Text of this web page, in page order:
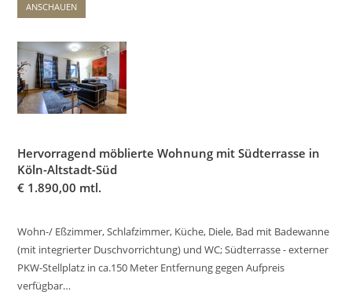
ANSCHAUEN
Hervorragend möblierte Wohnung mit Südterrasse in
Köln-Altstadt-Süd
€ 1.890,00 mtl.
Wohn-/ Eßzimmer, Schlafzimmer, Küche, Diele, Bad mit Badewanne
(mit integrierter Duschvorrichtung) und WC; Südterrasse - externer
PKW-Stellplatz in ca.150 Meter Entfernung gegen Aufpreis
verfügbar…